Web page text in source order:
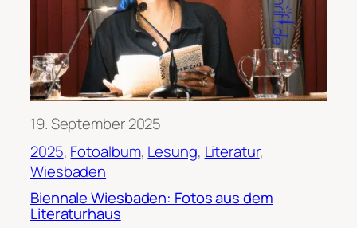
19. September 2025
2025, Fotoalbum, Lesung, Literatur
Wiesbaden
Biennale Wiesbaden: Fotos aus dem
Literaturhaus